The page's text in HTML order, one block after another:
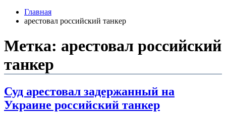
Главная
арестовал российский танкер
Метка: арестовал российский
танкер
Суд арестовал задержанный на
Украине российский танкер